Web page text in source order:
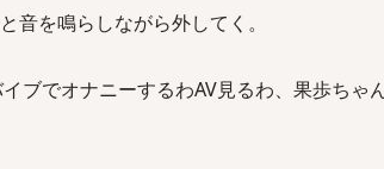
音を鳴らしながら外してく。
でオナニーするわAV見るわ、果歩ちゃ